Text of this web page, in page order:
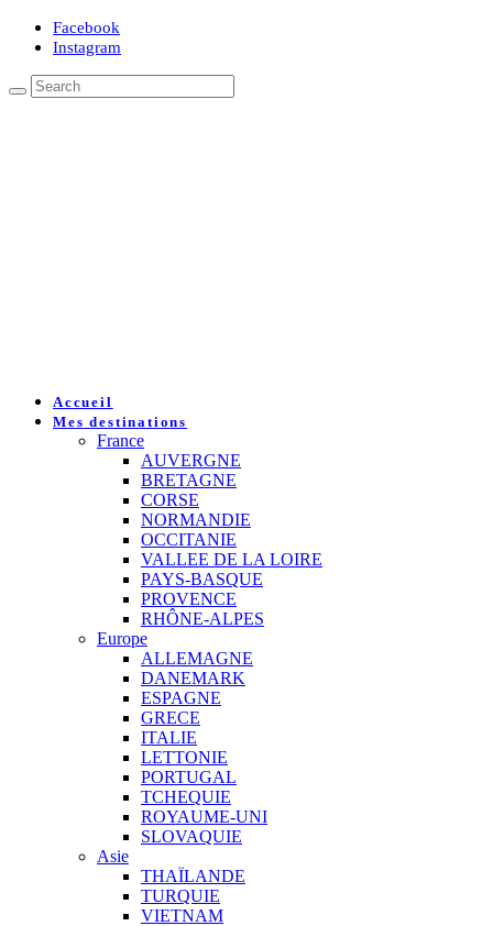
Facebook
Instagram
Accueil
Mes destinations
France
AUVERGNE
BRETAGNE
CORSE
NORMANDIE
OCCITANIE
VALLEE DE LA LOIRE
PAYS-BASQUE
PROVENCE
RHÔNE-ALPES
Europe
ALLEMAGNE
DANEMARK
ESPAGNE
GRECE
ITALIE
LETTONIE
PORTUGAL
TCHEQUIE
ROYAUME-UNI
SLOVAQUIE
Asie
THAÏLANDE
TURQUIE
VIETNAM